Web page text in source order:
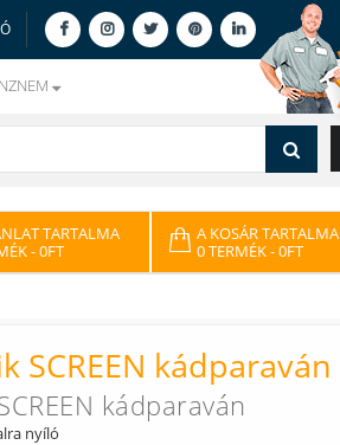
TARTALMA
- 0FT
A KOSÁR TARTALMA
0 TERMÉK- 0FT
SCREEN kádparaván
kádparaván
nyíló